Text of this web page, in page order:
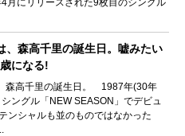
、森高千里の誕生日。嘘みたい
になる!
森高千里の誕生日。 1987年(30年
ングル「NEW SEASON」でデビュ
ンシャルも並のものではなかった